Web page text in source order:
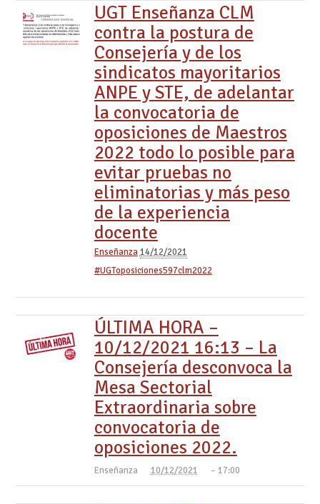
UGT Enseñanza CLM
contra la postura de
Consejería y de los
sindicatos mayoritarios
ANPE y STE, de adelantar
la convocatoria de
oposiciones de Maestros
2022 todo lo posible para
evitar pruebas no
eliminatorias y más peso
de la experiencia
docente
Enseñanza14/12/2021
#UGToposiciones597clm2022
ÚLTIMA HORA –
10/12/2021 16:13 – La
Consejería desconvoca la
Mesa Sectorial
Extraordinaria sobre
convocatoria de
oposiciones 2022.
Enseñanza 10/12/2021 – 17:00